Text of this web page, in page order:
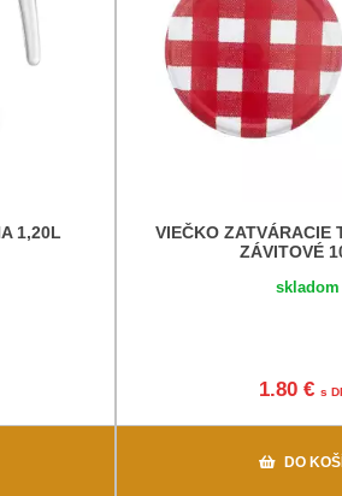
1,20L
VIEČKO ZATVÁRACIE
ZÁVITOVÉ
skladom
1.80 € s
DO